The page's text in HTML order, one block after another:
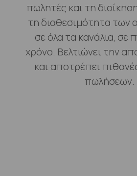
πωλητές και τη
τη διαθεσιμότητα των
σε όλα τα κανάλια, σε
χρόνο. Βελτιώνει την
και αποτρέπει
πωλήσεων.